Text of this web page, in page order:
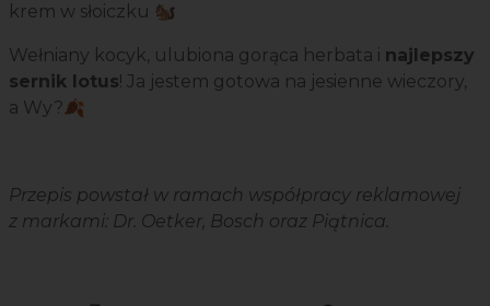
krem w słoiczku 🐿️
Wełniany kocyk, ulubiona gorąca herbata i najlepszy
sernik lotus! Ja jestem gotowa na jesienne wieczory,
a Wy?🍂
Przepis powstał w ramach współpracy reklamowej
z markami: Dr. Oetker, Bosch oraz Piątnica.